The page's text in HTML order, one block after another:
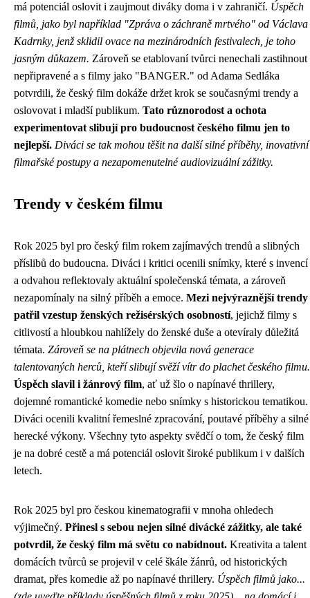
má potenciál oslovit i zaujmout diváky doma i v zahraničí. Úspěch
filmů, jako byl například "Zpráva o záchraně mrtvého" od Václava
Kadrnky, jenž sklidil ovace na mezinárodních festivalech, je toho
jasným důkazem. Zároveň se etablovaní tvůrci nenechali zastihnout
nepřipravené a s filmy jako "BANGER." od Adama Sedláka
potvrdili, že český film dokáže držet krok se současnými trendy a
oslovovat i mladší publikum. Tato různorodost a ochota
experimentovat slibují pro budoucnost českého filmu jen to
nejlepší. Diváci se tak mohou těšit na další silné příběhy, inovativní
filmařské postupy a nezapomenutelné audiovizuální zážitky.
Trendy v českém filmu
Rok 2025 byl pro český film rokem zajímavých trendů a slibných
příslibů do budoucna. Diváci i kritici ocenili snímky, které s invencí
a odvahou reflektovaly aktuální společenská témata, a zároveň
nezapomínaly na silný příběh a emoce. Mezi nejvýraznější trendy
patřil vzestup ženských režisérských osobností, jejichž filmy s
citlivostí a hloubkou nahlížely do ženské duše a otevíraly důležitá
témata. Zároveň se na plátnech objevila nová generace
talentovaných herců, kteří slibují svěží vítr do plachet českého filmu.
Úspěch slavil i žánrový film, ať už šlo o napínavé thrillery,
dojemné romantické komedie nebo snímky s historickou tematikou.
Diváci ocenili kvalitní řemeslné zpracování, poutavé příběhy a silné
herecké výkony. Všechny tyto aspekty svědčí o tom, že český film
je na dobré cestě a má potenciál oslovit široké publikum i v dalších
letech.
Rok 2025 byl pro českou kinematografii v mnoha ohledech
výjimečný. Přinesl s sebou nejen silné divácké zážitky, ale také
potvrdil, že český film má světu co nabídnout. Kreativita a talent
domácích tvůrců se projevil v celé škále žánrů, od historických
dramat, přes komedie až po napínavé thrillery. Úspěch filmů jako...